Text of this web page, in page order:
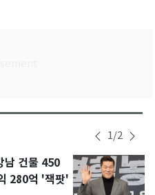
1/2
남 건물 450
280억 '잭팟'